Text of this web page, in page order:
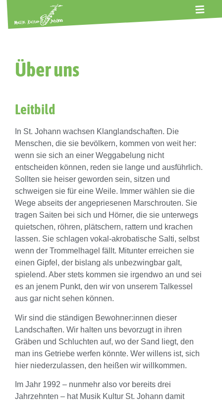
Über uns
Leitbild
In St. Johann wachsen Klanglandschaften. Die
Menschen, die sie bevölkern, kommen von weit her:
wenn sie sich an einer Weggabelung nicht
entscheiden können, reden sie lange und ausführlich.
Sollten sie heiser geworden sein, sitzen und
schweigen sie für eine Weile. Immer wählen sie die
Wege abseits der angepriesenen Marschrouten. Sie
tragen Saiten bei sich und Hörner, die sie unterwegs
quietschen, röhren, plätschern, rattern und krachen
lassen. Sie schlagen vokal-akrobatische Salti, selbst
wenn der Trommelhagel fällt. Mitunter erreichen sie
einen Gipfel, der bislang als unbezwingbar galt,
spielend. Aber stets kommen sie irgendwo an und sei
es an jenem Punkt, den wir von unserem Talkessel
aus gar nicht sehen können.
Wir sind die ständigen Bewohner:innen dieser
Landschaften. Wir halten uns bevorzugt in ihren
Gräben und Schluchten auf, wo der Sand liegt, den
man ins Getriebe werfen könnte. Wer willens ist, sich
hier niederzulassen, den heißen wir willkommen.
Im Jahr 1992 – nunmehr also vor bereits drei
Jahrzehnten – hat Musik Kultur St. Johann damit